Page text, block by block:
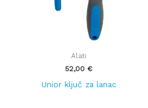
Alati
52,00 €
Unior ključ za lanac